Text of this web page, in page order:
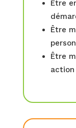
Etre
Être
Être
action